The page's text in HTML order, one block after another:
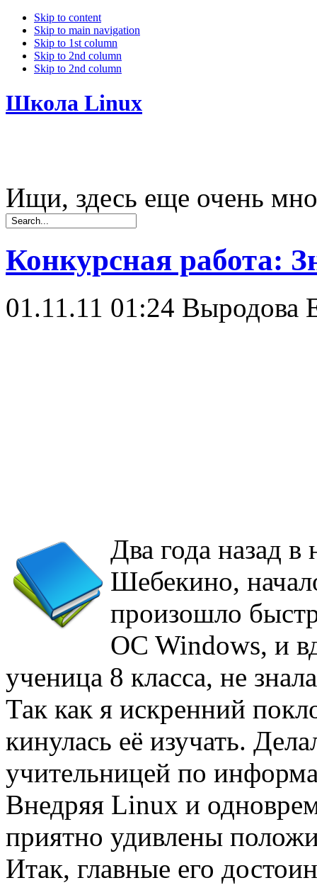
Skip to content
Skip to main navigation
Skip to 1st column
Skip to 2nd column
Skip to 2nd column
Школа Linux
Ищи, здесь еще очень
Конкурсная работа:
01.11.11 01:24 Выродова
Два года назад
Шебекино,
произошло
OC Windows, и
ученица 8 класса, не
Так как я искренний
кинулась её изучать.
учительницей по
Внедряя Linux и
приятно удивлены
Итак, главные его